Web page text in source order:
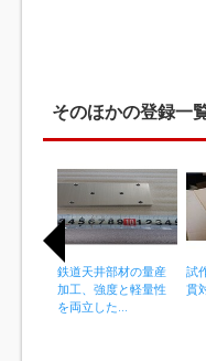
そのほかの登録一
鉄道天井部材の量産
加工、強度と軽量性
を両立した...
試
貫